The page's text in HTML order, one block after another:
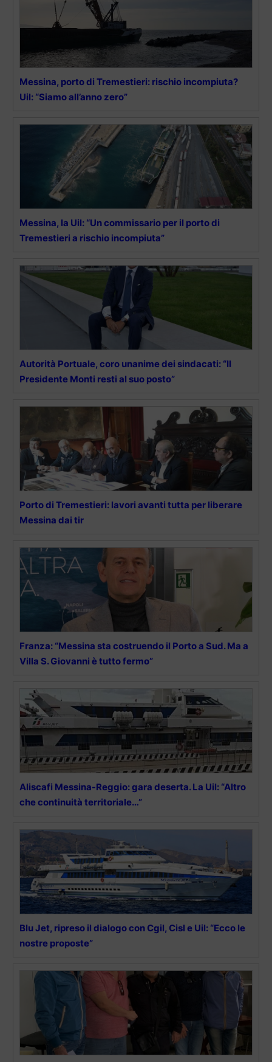
Messina, porto di Tremestieri: rischio incompiuta?
Uil: “Siamo all’anno zero”
Messina, la Uil: “Un commissario per il porto di
Tremestieri a rischio incompiuta”
Autorità Portuale, coro unanime dei sindacati: “Il
Presidente Monti resti al suo posto”
Porto di Tremestieri: lavori avanti tutta per liberare
Messina dai tir
Franza: “Messina sta costruendo il Porto a Sud. Ma a
Villa S. Giovanni è tutto fermo”
Aliscafi Messina-Reggio: gara deserta. La Uil: “Altro
che continuità territoriale…”
Blu Jet, ripreso il dialogo con Cgil, Cisl e Uil: “Ecco le
nostre proposte”